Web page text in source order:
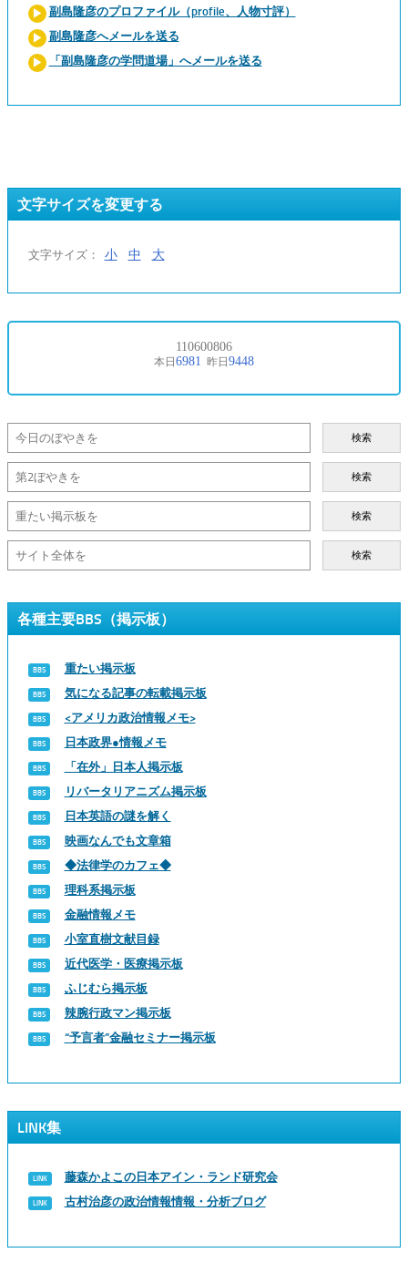
副島隆彦のプロファイル（profile、人物寸評）
副島隆彦へメールを送る
「副島隆彦の学問道場」へメールを送る
文字サイズを変更する
文字サイズ： 小 中 大
検索
検索
検索
検索
各種主要BBS（掲示板）
重たい掲示板
気になる記事の転載掲示板
<アメリカ政治情報メモ>
日本政界●情報メモ
「在外」日本人掲示板
リバータリアニズム掲示板
日本英語の謎を解く
映画なんでも文章箱
◆法律学のカフェ◆
理科系掲示板
金融情報メモ
小室直樹文献目録
近代医学・医療掲示板
ふじむら掲示板
辣腕行政マン掲示板
“予言者”金融セミナー掲示板
LINK集
藤森かよこの日本アイン・ランド研究会
古村治彦の政治情報情報・分析ブログ